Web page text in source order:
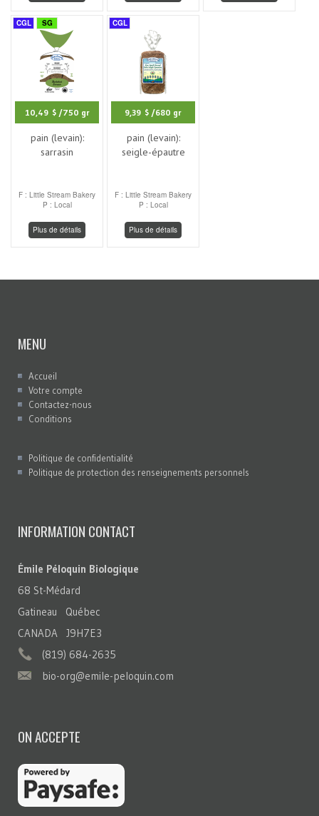
CGL SG
10,49 $ /750 gr
pain (levain):
sarrasin
F : Little Stream Bakery
P : Local
Plus de détails
CGL
9,39 $ /680 gr
pain (levain):
seigle-épautre
F : Little Stream Bakery
P : Local
Plus de détails
MENU
Accueil
Votre compte
Contactez-nous
Conditions
Politique de confidentialité
Politique de protection des renseignements personnels
INFORMATION CONTACT
Émile Péloquin Biologique
68 St-Médard
Gatineau Québec
CANADA J9H7E3
(819) 684-2635
bio-org@emile-peloquin.com
ON ACCEPTE